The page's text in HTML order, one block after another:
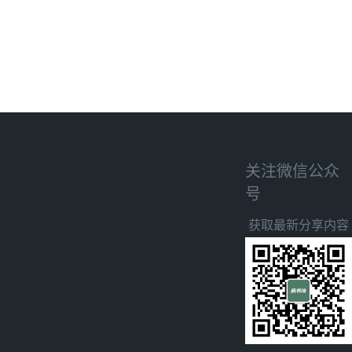
关注微信公众
号
获取最新分享内容